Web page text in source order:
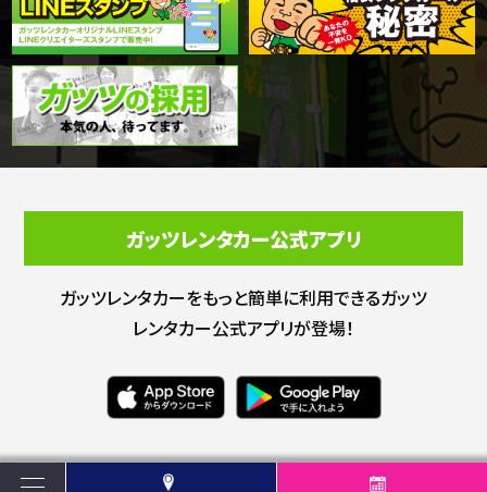
ガッツレンタカー公式アプリ
ガッツレンタカーをもっと簡単に利用できるガッツ
レンタカー公式アプリが登場！